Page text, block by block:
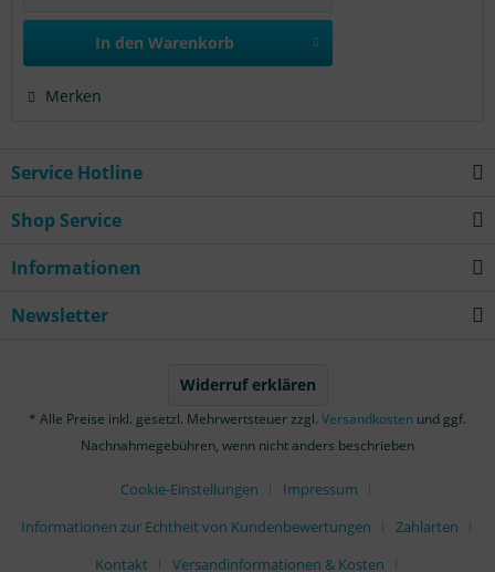
In den Warenkorb
Merken
Service Hotline
Shop Service
Informationen
Newsletter
Widerruf erklären
* Alle Preise inkl. gesetzl. Mehrwertsteuer zzgl. Versandkosten und ggf.
Nachnahmegebühren, wenn nicht anders beschrieben
Cookie-Einstellungen
Impressum
Informationen zur Echtheit von Kundenbewertungen
Zahlarten
Kontakt
Versandinformationen & Kosten